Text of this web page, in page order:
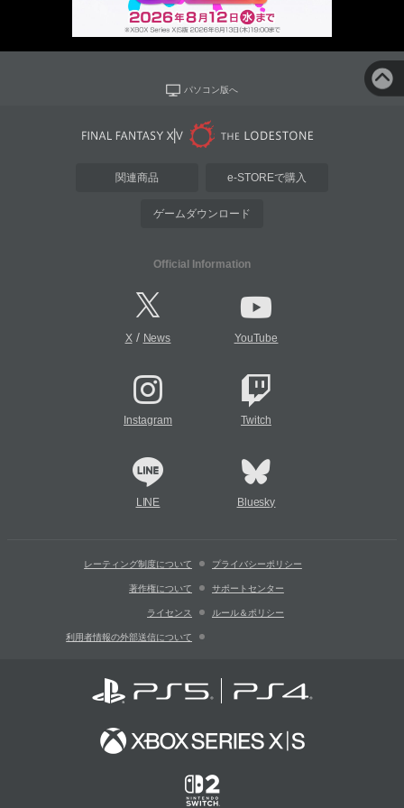
パソコン版へ
関連商品 e-STOREで購入
ゲームダウンロード
Official Information
X/ News YouTube
Instagram Twitch
LINE Bluesky
レーティング制度について プライバシーポリシー
著作権について サポートセンター
ライセンス ルール＆ポリシー
利用者情報の外部送信について